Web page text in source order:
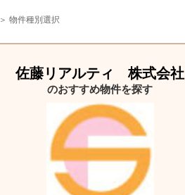
＞ 物件種別選択
佐藤リアルティ 株式会社
のおすすめ物件を探す